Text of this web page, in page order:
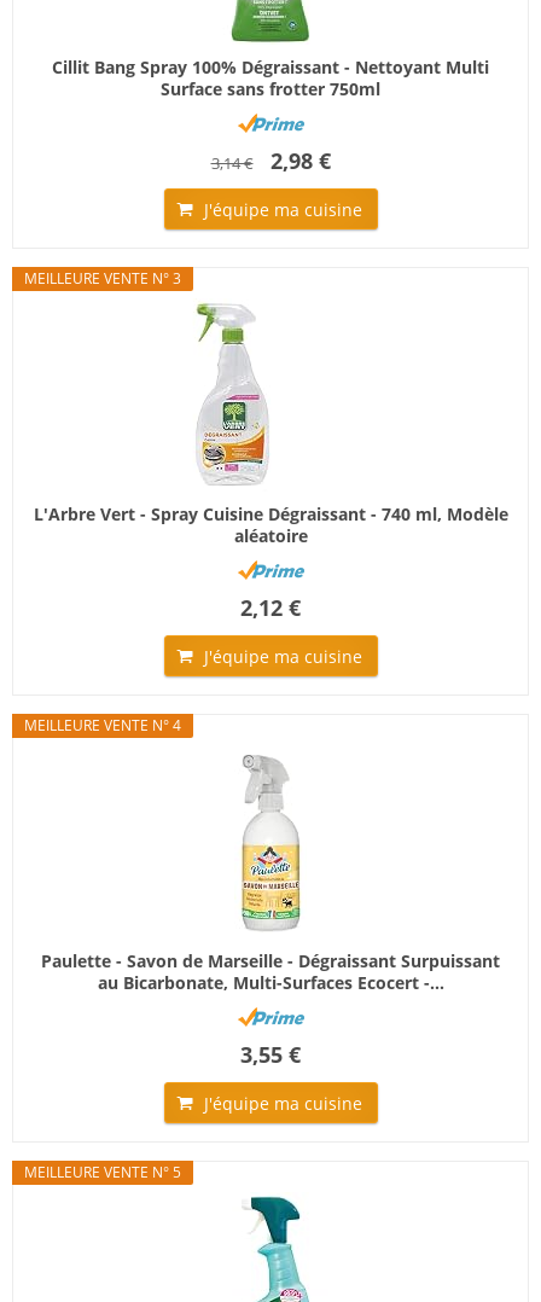
Cillit Bang Spray 100% Dégraissant - Nettoyant Multi
Surface sans frotter 750ml
3,14 € 2,98 €
J'équipe ma cuisine
MEILLEURE VENTE N° 3
L'Arbre Vert - Spray Cuisine Dégraissant - 740 ml, Modèle
aléatoire
2,12 €
J'équipe ma cuisine
MEILLEURE VENTE N° 4
Paulette - Savon de Marseille - Dégraissant Surpuissant
au Bicarbonate, Multi-Surfaces Ecocert -...
3,55 €
J'équipe ma cuisine
MEILLEURE VENTE N° 5